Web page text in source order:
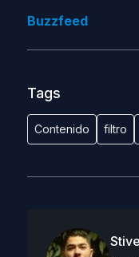
Buzzfeed
Tags
Contenido filtro